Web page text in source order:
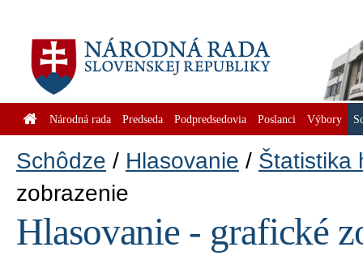
Národná rada Predseda Podpredsedovia Poslanci Výbory
Schôdze Hlasovanie
Štatistika
zobrazenie
Hlasovanie - grafické